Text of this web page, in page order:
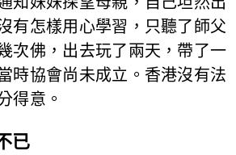
有怎樣用心學習，只聽了師父
次佛，出去玩了兩天，帶了一
時協會尚未成立。香港沒有法
得意。
已